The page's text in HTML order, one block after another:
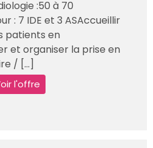
:50 à 70
: 7 IDE et 3 ASAccueillir
patients en
et organiser la prise en
/ [...]
l'offre